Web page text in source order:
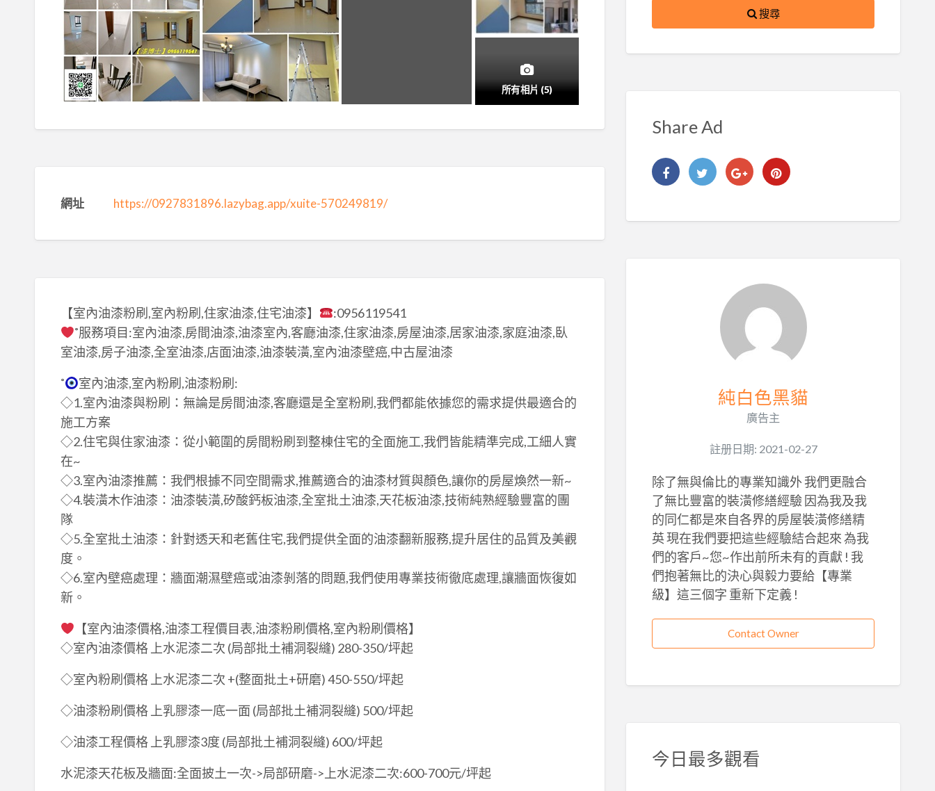
所有相片 (5)
網址 https://0927831896.lazybag.app/xuite-570249819/
【室內油漆粉刷,室內粉刷,住家油漆,住宅油漆】
:0956119541
˚服務項目:室內油漆,房間油漆,油漆室內,客廳油漆,住家油漆,房屋油漆,居家油漆,家庭油漆,臥
室油漆,房子油漆,全室油漆,店面油漆,油漆裝潢,室內油漆壁癌,中古屋油漆
˚
室內油漆,室內粉刷,油漆粉刷:
◇1.室內油漆與粉刷：無論是房間油漆,客廳還是全室粉刷,我們都能依據您的需求提供最適合的
施工方案
◇2.住宅與住家油漆：從小範圍的房間粉刷到整棟住宅的全面施工,我們皆能精準完成,工細人實
在~
◇3.室內油漆推薦：我們根據不同空間需求,推薦適合的油漆材質與顏色,讓你的房屋煥然一新~
◇4.裝潢木作油漆：油漆裝潢,矽酸鈣板油漆,全室批土油漆,天花板油漆,技術純熟經驗豐富的團
隊
◇5.全室批土油漆：針對透天和老舊住宅,我們提供全面的油漆翻新服務,提升居住的品質及美觀
度。
◇6.室內壁癌處理：牆面潮濕壁癌或油漆剝落的問題,我們使用專業技術徹底處理,讓牆面恢復如
新。
【室內油漆價格,油漆工程價目表,油漆粉刷價格,室內粉刷價格】
◇室內油漆價格 上水泥漆二次 (局部批土補洞裂縫) 280-350/坪起
◇室內粉刷價格 上水泥漆二次 +(整面批土+研磨) 450-550/坪起
◇油漆粉刷價格 上乳膠漆一底一面 (局部批土補洞裂縫) 500/坪起
◇油漆工程價格 上乳膠漆3度 (局部批土補洞裂縫) 600/坪起
水泥漆天花板及牆面:全面披土一次->局部研磨->上水泥漆二次:600-700元/坪起
搜尋
Share Ad
純白色黑貓
廣告主
註册日期: 2021-02-27
除了無與倫比的專業知識外 我們更融合
了無比豐富的裝潢修繕經驗 因為我及我
的同仁都是來自各界的房屋裝潢修繕精
英 現在我們要把這些經驗結合起來 為我
們的客戶~您~作出前所未有的貢獻 ! 我
們抱著無比的決心與毅力要給【專業
級】這三個字 重新下定義 !
Contact Owner
今日最多觀看